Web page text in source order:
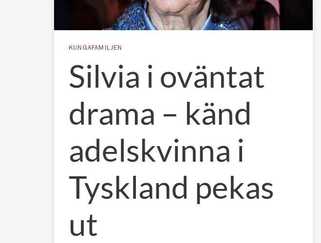
KUNGAFAMILJEN
Silvia i oväntat
drama – känd
adelskvinna i
Tyskland pekas
ut